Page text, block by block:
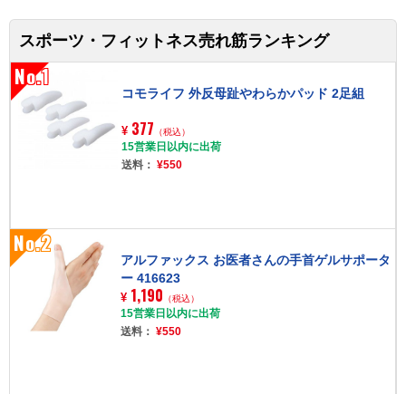
スポーツ・フィットネス売れ筋ランキング
No.1
コモライフ 外反母趾やわらかパッド 2足組
¥ 377 （税込）
15営業日以内に出荷
送料：¥550
No.2
アルファックス お医者さんの手首ゲルサポータ
ー 416623
¥ 1,190 （税込）
15営業日以内に出荷
送料：¥550